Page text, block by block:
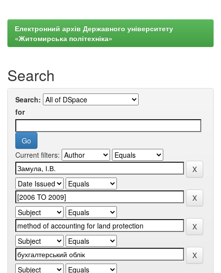
Електронний архів Державного університету
«Житомирська політехніка»
Search
Search:
for
Current filters: